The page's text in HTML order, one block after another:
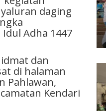
daging
Adha 1447
dan
di halaman
Pahlawan,
Kendari